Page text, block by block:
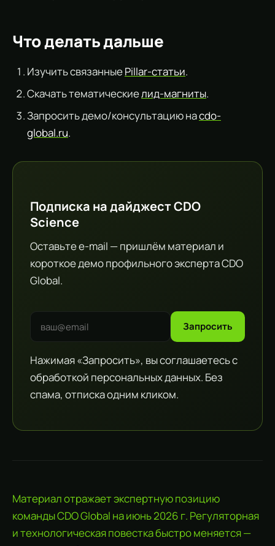
Что делать дальше
Изучить связанныеPillar-статьи.
Скачать тематическиелид-магниты.
Запросить демо/консультацию наcdo-
global.ru.
Подписка на дайджест CDO
Science
Оставьте e-mail — пришлём материал и
короткое демо профильного эксперта CDO
Global.
Запросить
Нажимая «Запросить», вы соглашаетесь с
обработкой персональных данных. Без
спама, отписка одним кликом.
Материал отражает экспертную позицию
команды CDO Global на июнь 2026 г. Регуляторная
и технологическая повестка быстро меняется —